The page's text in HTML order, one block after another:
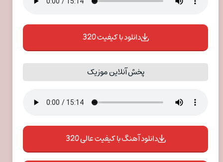
دانلود با کیفیت 320
پخش آنلاین موزیک
دانلود آهنگ با کیفیت عالی 320